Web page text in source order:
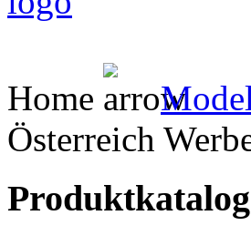
Home
Österreich
Produktkatalog